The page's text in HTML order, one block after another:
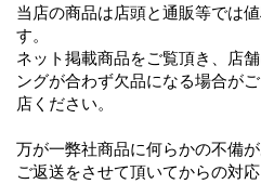
当店の商品は店頭と通販等では
す。
ネット掲載商品をご覧頂き、店
ングが合わず欠品になる場合が
店ください。
万が一弊社商品に何らかの不備
ご返送をさせて頂いてからの対